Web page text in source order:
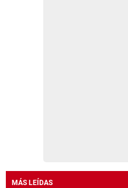
MÁS LEÍDAS